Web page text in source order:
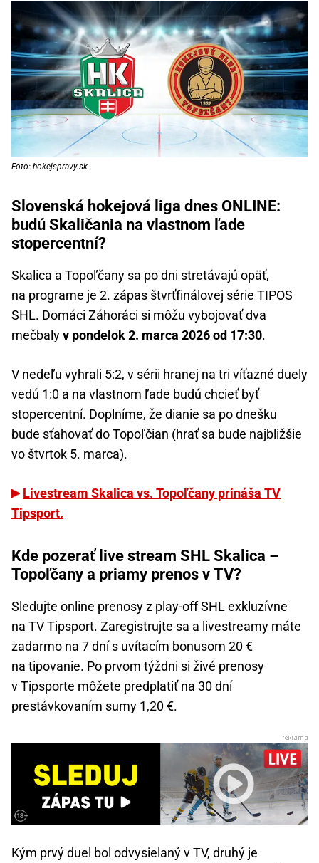
Foto: hokejspravy.sk
Slovenská hokejová liga dnes ONLINE:
budú Skaličania na vlastnom ľade
stopercentní?
Skalica a Topoľčany sa po dni stretávajú opäť,
na programe je 2. zápas štvrťfinálovej série TIPOS
SHL. Domáci Záhoráci si môžu vybojovať dva
mečbalyv pondelok 2. marca 2026 od 17:30.
V nedeľu vyhrali 5:2, v sérii hranej na tri víťazné duely
vedú 1:0 a na vlastnom ľade budú chcieť byť
stopercentní. Doplníme, že dianie sa po dnešku
bude sťahovať do Topoľčian (hrať sa bude najbližšie
vo štvrtok 5. marca).
Livestream Skalica vs. Topoľčany prináša TV
Tipsport.
Kde pozerať live stream SHL Skalica –
Topoľčany a priamy prenos v TV?
Sledujte online prenosy z play-off SHLexkluzívne
na TV Tipsport. Zaregistrujte sa a livestreamy máte
zadarmo na 7 dní s uvítacím bonusom 20 €
na tipovanie. Po prvom týždni si živé prenosy
v Tipsporte môžete predplatiť na 30 dní
prestávkovaním sumy 1,20 €.
Kým prvý duel bol odvysielaný v TV, druhý je